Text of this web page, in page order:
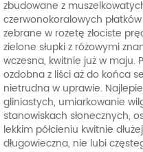
zbudowane z
czerwonokoralowych
zebrane w rozetę złociste
zielone słupki z różowymi
wczesna, kwitnie już w maju.
ozdobna z liści aż do końca
nietrudna w uprawie.
gliniastych, umiarkowanie
stanowiskach słonecznych,
lekkim półcieniu kwitnie
długowieczna, nie lubi